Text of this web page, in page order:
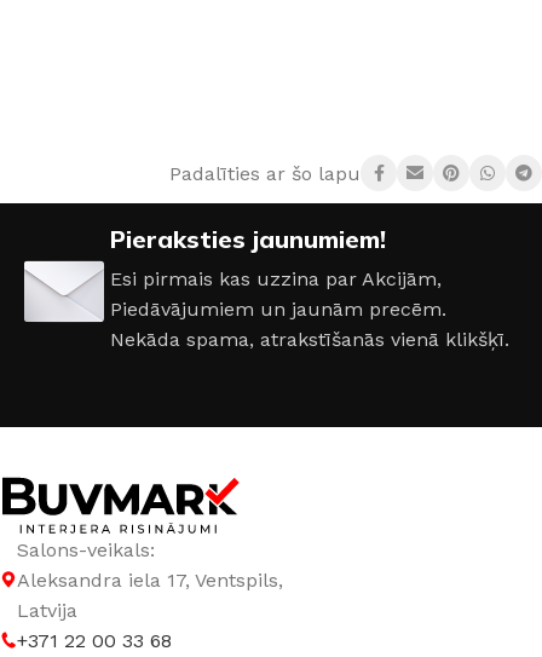
Padalīties ar šo lapu:
Pieraksties jaunumiem!
Esi pirmais kas uzzina par Akcijām,
Piedāvājumiem un jaunām precēm.
Nekāda spama, atrakstīšanās vienā klikšķī.
Salons-veikals:
Aleksandra iela 17, Ventspils,
Latvija
+371 22 00 33 68